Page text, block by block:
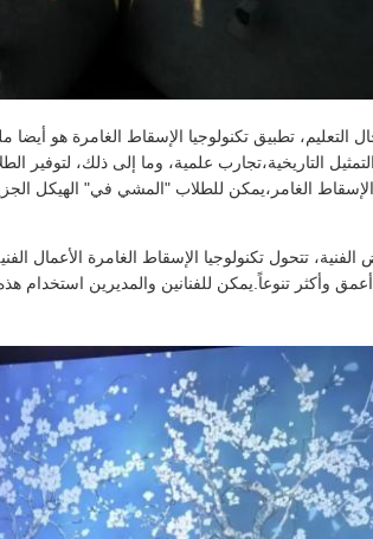
التعليم، تطبيق تكنولوجيا الإسقاط الغامرة هو
التاريخية،تجارب علمية، وما إلى ذلك، لتوفير
الغامر،يمكن للطلاب "المشي في" الهيكل
تتحول تكنولوجيا الإسقاط الغامرة الأعمال
وأكثر تنوعاً.يمكن للفنانين والمديرين استخدام